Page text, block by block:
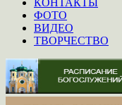
ФОТО
ВИДЕО
ТВОРЧЕСТВО